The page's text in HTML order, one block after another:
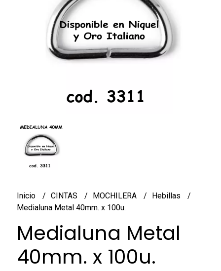
Inicio CINTAS MOCHILERA
Hebillas
Medialuna Metal 40mm. x 100u.
Medialuna Metal
40mm. x 100u.